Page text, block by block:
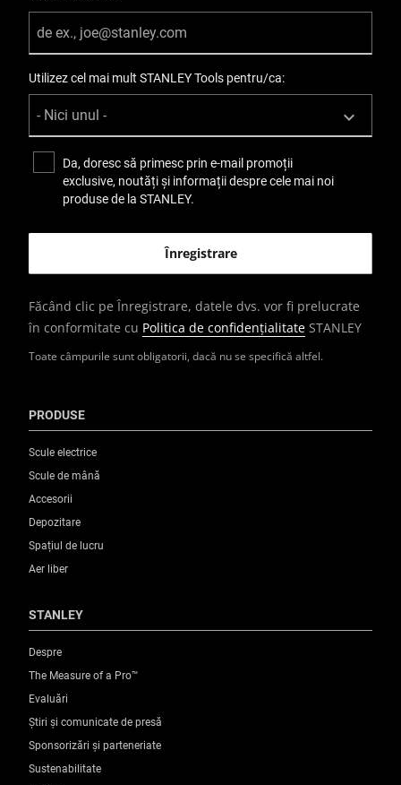
Toate câmpurile sunt obligatorii, dacă nu se specifică altfel.
Utilizez cel mai mult STANLEY Tools pentru/ca:
Da, doresc să primesc prin e-mail promoții
exclusive, noutăți și informații despre cele mai noi
produse de la STANLEY.
Făcând clic pe Înregistrare, datele dvs. vor fi prelucrate
în conformitate cu Politica de confidențialitate STANLEY
PRODUSE
Scule electrice
Scule de mână
Accesorii
Depozitare
Spațiul de lucru
Aer liber
STANLEY
Despre
The Measure of a Pro™
Evaluări
Știri și comunicate de presă
Sponsorizări și parteneriate
Sustenabilitate